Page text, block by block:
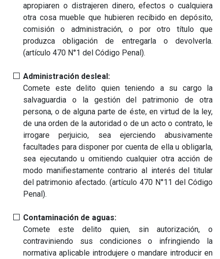
apropiaren o distrajeren dinero, efectos o cualquiera
otra cosa mueble que hubieren recibido en depósito,
comisión o administración, o por otro título que
produzca obligación de entregarla o devolverla.
(artículo 470 N°1 del Código Penal).
Administración desleal:
Comete este delito quien teniendo a su cargo la
salvaguardia o la gestión del patrimonio de otra
persona, o de alguna parte de éste, en virtud de la ley,
de una orden de la autoridad o de un acto o contrato, le
irrogare perjuicio, sea ejerciendo abusivamente
facultades para disponer por cuenta de ella u obligarla,
sea ejecutando u omitiendo cualquier otra acción de
modo manifiestamente contrario al interés del titular
del patrimonio afectado. (artículo 470 N°11 del Código
Penal).
Contaminación de aguas:
Comete este delito quien, sin autorización, o
contraviniendo sus condiciones o infringiendo la
normativa aplicable introdujere o mandare introducir en